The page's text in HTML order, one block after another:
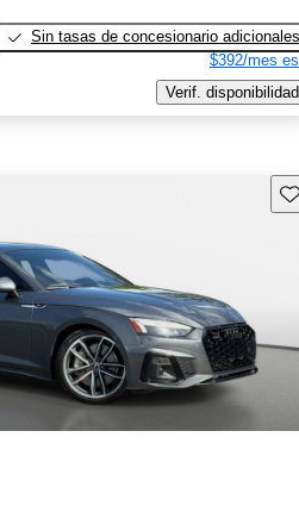
Sin tasas de concesionario adicionales
$392/mes
Verif. disponibilidad